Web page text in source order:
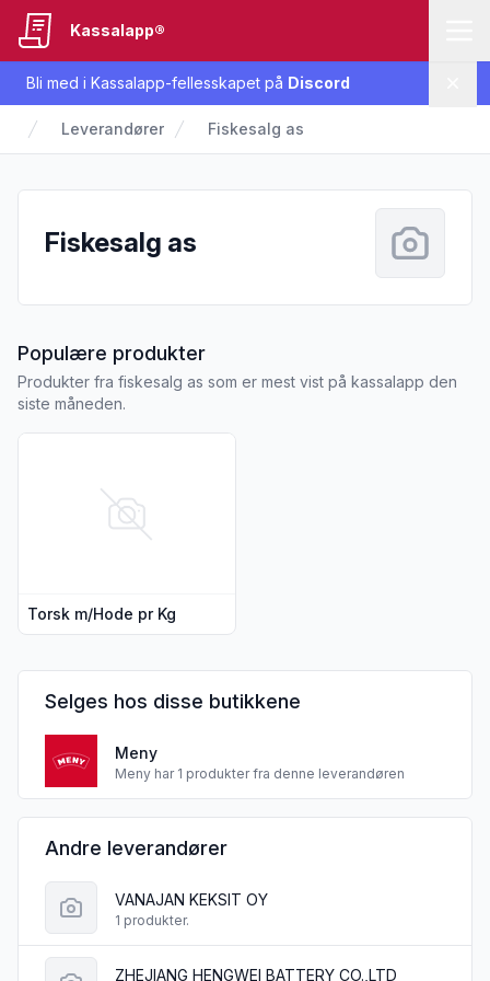
Bli med i Kassalapp-fellesskapet på Discord
Kassalapp®
Leverandører Fiskesalg as
Fiskesalg as
Populære produkterfra Fiskesalg as
Produkter fra fiskesalg as som er mest vist på kassalapp den
siste måneden.
Torsk m/Hode pr Kg
Selges hos disse butikkene
Meny
Meny har 1 produkter fra denne leverandøren
Andre leverandører
VANAJAN KEKSIT OY
1 produkter.
ZHEJIANG HENGWEI BATTERY CO.,LTD